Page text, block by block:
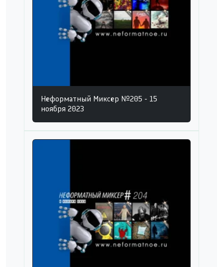
Неформатный Миксер №205 - 15
ноября 2023